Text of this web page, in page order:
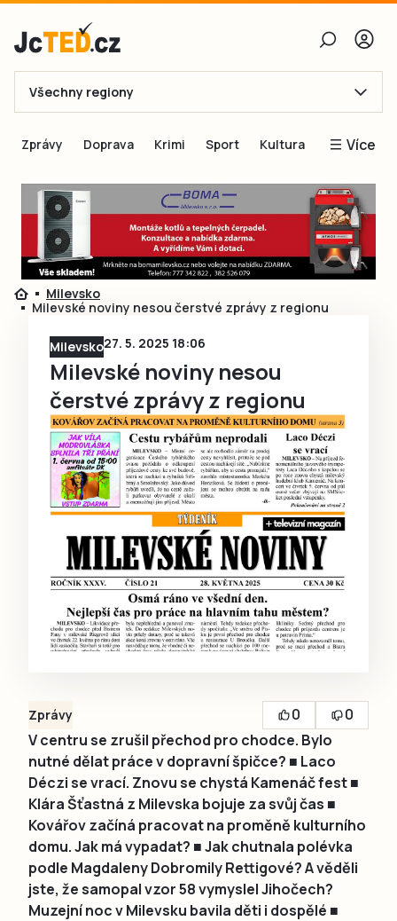
E-mail
Obnovit heslo
Přihlásit se
Ještě nemám účet, chci se
Všechny regiony
Zprávy Doprava Krimi Sport Kultura Více
Blogy
Inspirace
Čtenáři píší
Speciální přílohy
Milevsko
Milevské noviny nesou čerstvé zprávy z regionu
Milevsko27. 5. 2025 18:06
Milevské noviny nesou
čerstvé zprávy z regionu
Zprávy 0
0
V centru se zrušil přechod pro chodce. Bylo
nutné dělat práce v dopravní špičce? ■ Laco
Déczi se vrací. Znovu se chystá Kamenáč fest ■
Klára Šťastná z Milevska bojuje za svůj čas ■
Kovářov začíná pracovat na proměně kulturního
domu. Jak má vypadat? ■ Jak chutnala polévka
podle Magdaleny Dobromily Rettigové? A věděli
jste, že samopal vzor 58 vymyslel Jihočech?
Muzejní noc v Milevsku bavila děti i dospělé ■